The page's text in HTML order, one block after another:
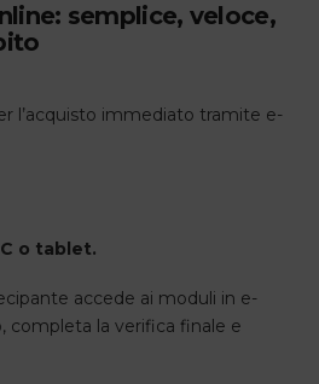
semplice, veloce,
l’acquisto immediato tramite e-
o tablet.
accede ai moduli in e-
completa la verifica finale e